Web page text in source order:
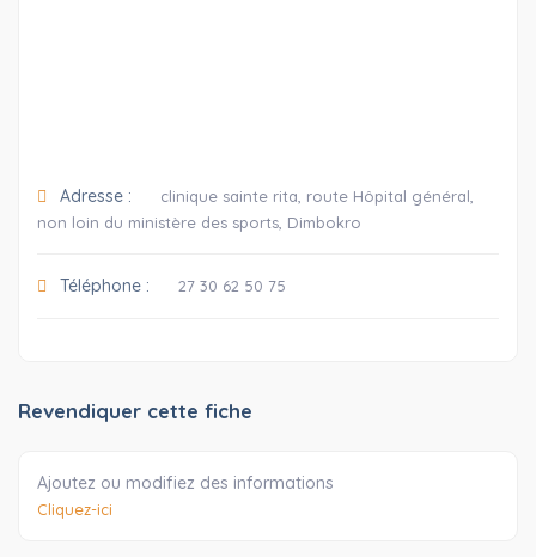
Adresse :
clinique sainte rita, route Hôpital général,
non loin du ministère des sports, Dimbokro
Téléphone : 27 30 62 50 75
Revendiquer cette fiche
Ajoutez ou modifiez des informations
Cliquez-ici